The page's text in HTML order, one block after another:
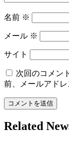
名前 ※
メール ※
サイト
次回のコメン
前、メールアドレ
Related